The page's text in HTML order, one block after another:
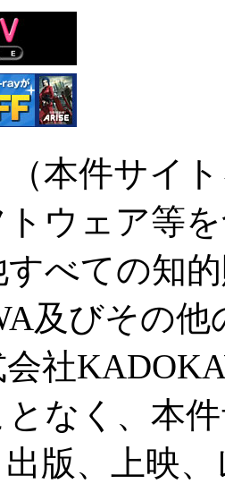
本件サイ
ウェア等
べての知
及びその
社
なく、本
版、上映